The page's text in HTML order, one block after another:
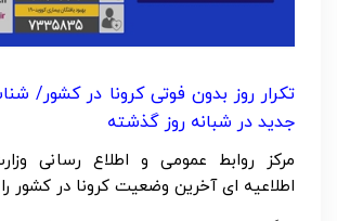
جدید در شبانه روز گذشته
مرکز روابط عمومی و اطلاع رسانی
اطلاعیه ای آخرین وضعیت کرونا در کشور